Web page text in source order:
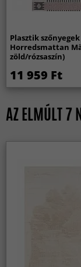
Plasztik szőnyegek
Horredsmattan
zöld/rózsaszín)
11 959 Ft
AZ ELMÚLT 7